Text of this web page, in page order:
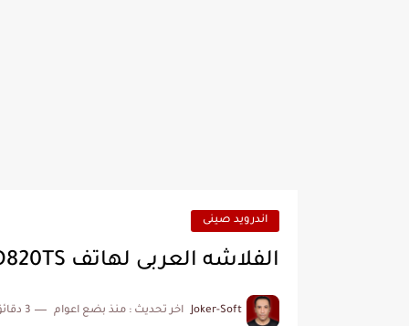
اندرويد صينى
الفلاشه العربى لهاتف HTC D820S - D820TS برابط مباشر
Joker-Soft اخر تحديث : منذ بضع اعوام 3 دقائق للقراءة